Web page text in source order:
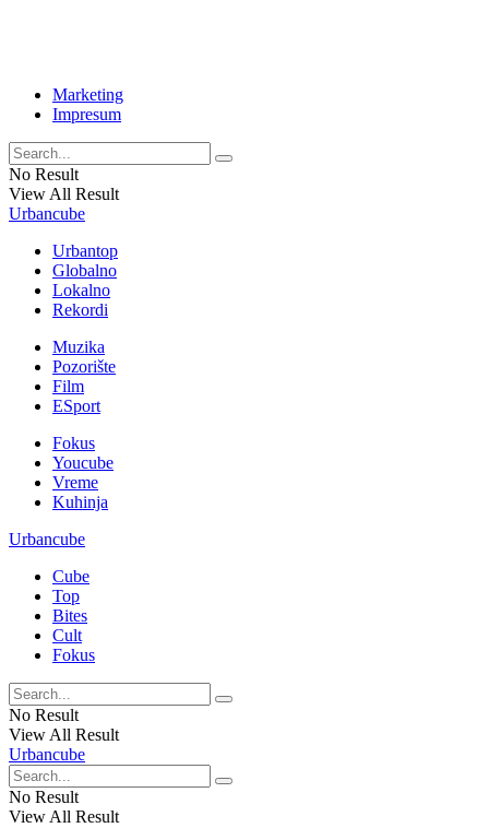
Marketing
Impresum
No Result
View All Result
Urbancube
Urbantop
Globalno
Lokalno
Rekordi
Muzika
Pozorište
Film
ESport
Fokus
Youcube
Vreme
Kuhinja
Urbancube
Cube
Top
Bites
Cult
Fokus
No Result
View All Result
Urbancube
No Result
View All Result